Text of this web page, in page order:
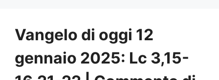
Vangelo di oggi 12
gennaio 2025: Lc 3,15-